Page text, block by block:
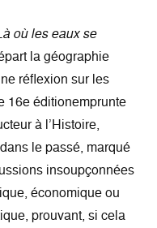
où les eaux se
la géographie
réflexion sur les
16e éditionemprunte
à l’Histoire,
le passé, marqué
insoupçonnées
économique ou
prouvant, si cela